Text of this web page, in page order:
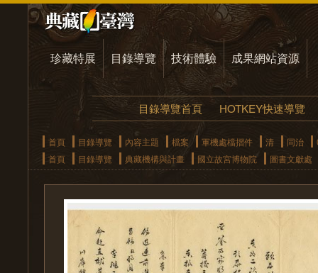
珍藏特展 目錄導覽 技術體驗 成果網站資源
目錄導覽首頁 HOTKEY快速導覽
首頁 目錄導覽 內容主題 檔案 軍機處檔摺件 清 同治
首頁
目錄導覽 典藏機構與計畫 國立故宮博物院 圖書文獻處